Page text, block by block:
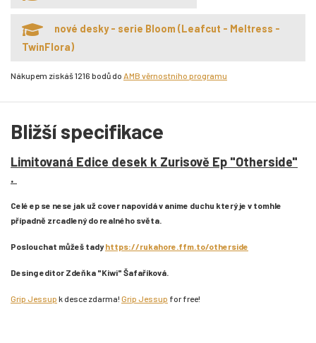
nové desky - serie Bloom (Leafcut - Meltress -
TwinFlora)
Nákupem získáš 1216 bodů do AMB věrnostního programu
Bližší specifikace
Limitovaná Edice desek k Zurisově Ep "Otherside"
.
Celé ep se nese jak už cover napovídá v anime duchu který je v tomhle
případně zrcadlený do realného světa.
Poslouchat můžeš tadyhttps://rukahore.ffm.to/otherside
Desing editor Zdeňka "Kiwi" Šafaříková.
Grip Jessup k desce zdarma! Grip Jessup for free!